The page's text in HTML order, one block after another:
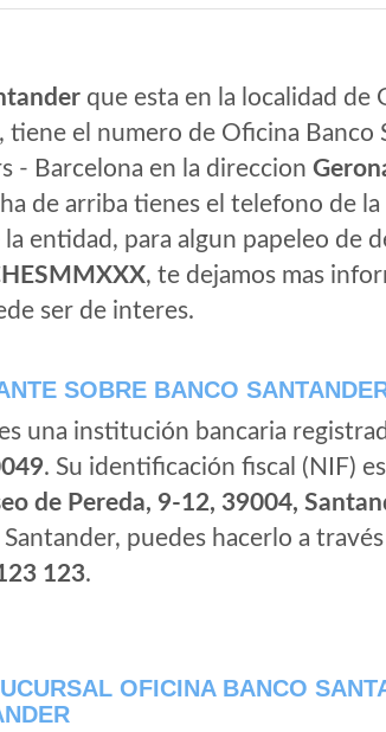
que esta en la localidad de
tiene el numero de Oficina Banco
- Barcelona en la direccion
de arriba tienes el telefono de
entidad, para algun papeleo de
, te dejamos mas
ser de interes.
SOBRE BANCO
es una institución bancaria
. Su identificación fiscal (NIF) es
de Pereda, 9-12, 39004,
puedes hacerlo a
123.
OFICINA BANCO